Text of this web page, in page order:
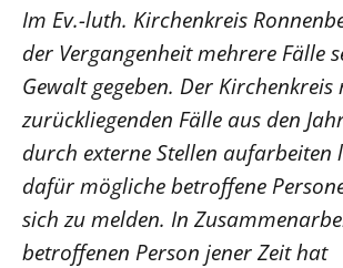
Im Ev.-luth. Kirchenkreis
der Vergangenheit mehrere Fälle
Gewalt gegeben. Der
zurückliegenden Fälle aus den
durch externe Stellen aufarbeiten
dafür mögliche betroffene
sich zu melden. In
betroffenen Person jener Zeit hat
Rechnungsprüfungsamt
Fachstelle Sexualisierte Gewalt
Beschwerdestellen
Kirchenämter
Gleichstellung
Datenschutz
Gebäude
Suche